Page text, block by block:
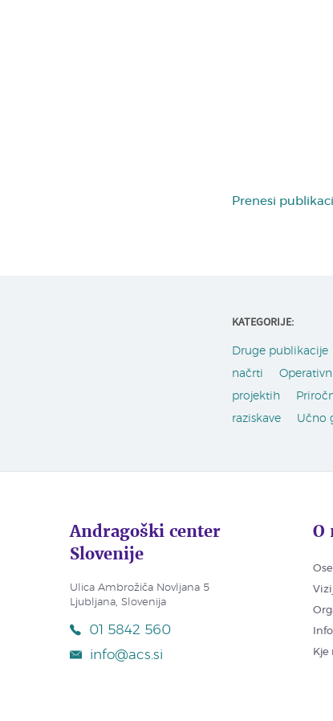
Prenesi
KATEGORIJE:
Druge publikacije
načrti
projektih
raziskave
Učno
Andragoški center
Slovenije
Ulica Ambrožiča Novljana 5
Ljubljana, Slovenija
01 5842 560
info@acs.si
O
Kje